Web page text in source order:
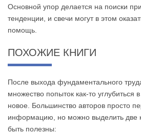
Основной упор делается на поиски
тенденции, и свечи могут в этом
помощь.
ПОХОЖИЕ КНИГИ
После выхода фундаментального
множество попыток как-то углубиться
новое. Большинство авторов просто
информацию, но можно выделить две
быть полезны: